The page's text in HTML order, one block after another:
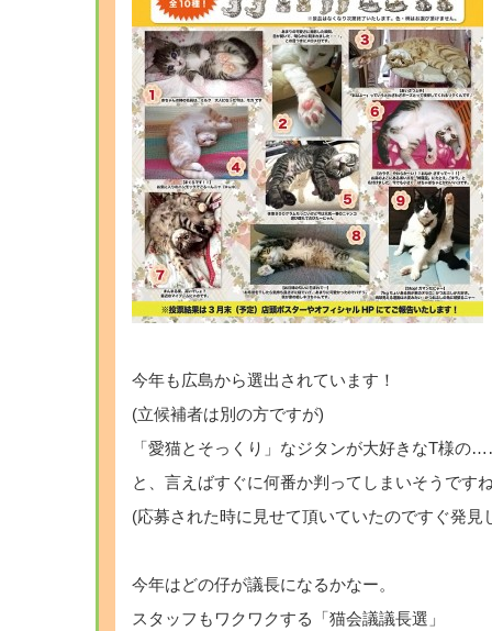
今年も広島から選出されています！
(立候補者は別の方ですが)
「愛猫とそっくり」なジタンが大好きなT様の
と、言えばすぐに何番か判ってしまいそうです
(応募された時に見せて頂いていたのですぐ発見
今年はどの仔が議長になるかなー。
スタッフもワクワクする「猫会議議長選」